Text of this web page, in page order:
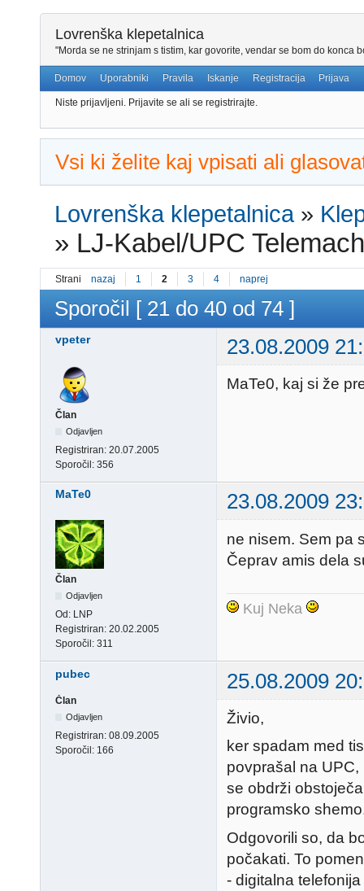
Lovrenška klepetalnica
"Morda se ne strinjam s tistim, kar govorite, vendar se bom do konca
Domov Uporabniki Pravila Iskanje Registracija Prijava
Niste prijavljeni. Prijavite se ali se registrirajte.
Vsi ki želite kaj vpisati ali
Lovrenška klepetalnica »
» LJ-Kabel/UPC
Strani nazaj 1 2 3 4 naprej
Sporočil [ 21 do 40 od 74 ]
vpeter 23.08.2009
Član
Odjavljen
Registriran: 20.07.2005
Sporočil: 356
MaTe0, kaj si že
MaTe0 23.08.2009
Član
Odjavljen
Od: LNP
Registriran: 20.02.2005
Sporočil: 311
ne nisem. Sem pa
Čeprav amis dela
Kuj Neka
pubec 25.08.2009
Član
Odjavljen
Registriran: 08.09.2005
Sporočil: 166
Živio,
ker spadam med
povprašal na
se obdrži
programsko
Odgovorili so, da
počakati. To
- digitalna telefonija